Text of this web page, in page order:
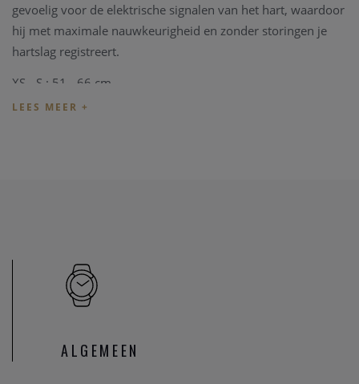
gevoelig voor de elektrische signalen van het hart, waardoor
hij met maximale nauwkeurigheid en zonder storingen je
hartslag registreert.
XS - S : 51 - 66 cm
M - XXL : 65 - 93 cm
ALGEMEEN